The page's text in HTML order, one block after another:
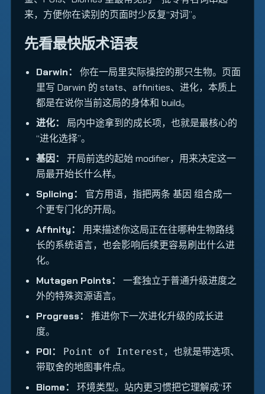
来，方便你在读别的页面时少反复“对词”。
先看最快版术语表
Darwin：
你在一局里实际操控的那只生物。页面
里写 Darwin 的 stats、affinities、进化，本质上
都是在说你当前这局的身体和 build。
进化：
局内中途拿到的成长项，也就是最核心的
“进化选择”。
基因：
开局前选的起始 modifier，用来决定这一
局最开始长什么样。
Splicing：
官方用语，指把两条 基因 组合成一
个更专门化的开局。
Affinity：
用来描述你这局正在往哪种生物路线
长的系统语言，也会影响后续更容易刷出什么进
化。
Mutagen Points：
一套独立于普通升级进度之
外的特殊资源语言。
Progress：
推进你下一次进化升级的成长进
度。
POI：
Point of Interest ，也就是带选项、
带取舍的地图事件点。
Biome：
环境类型。站内更习惯把它理解成“环